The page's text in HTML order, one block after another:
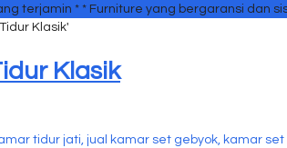
terjamin * * Furniture yang bergaransi dan
Klasik'
Klasik